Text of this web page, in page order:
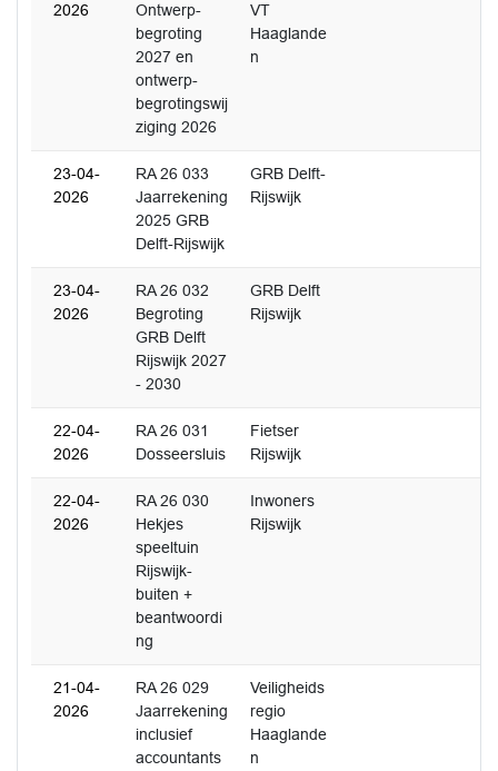
2026
Ontwerp-
begroting
2027 en
ontwerp-
begrotingswij
ziging 2026
VT
Haaglande
n
23-04-
2026
RA 26 033
Jaarrekening
2025 GRB
Delft-Rijswijk
GRB Delft-
Rijswijk
23-04-
2026
RA 26 032
Begroting
GRB Delft
Rijswijk 2027
- 2030
GRB Delft
Rijswijk
22-04-
2026
RA 26 031
Dosseersluis
Fietser
Rijswijk
22-04-
2026
RA 26 030
Hekjes
speeltuin
Rijswijk-
buiten +
beantwoordi
ng
Inwoners
Rijswijk
21-04-
2026
RA 26 029
Jaarrekening
inclusief
accountants
Veiligheids
regio
Haaglande
n